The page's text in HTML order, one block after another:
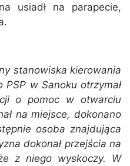
usiadł na parapecie,
stanowiska kierowania
w Sanoku otrzymał
o pomoc w otwarciu
na miejsce, dokonano
osoba znajdująca
dokonał przejścia na
z niego wyskoczy. W